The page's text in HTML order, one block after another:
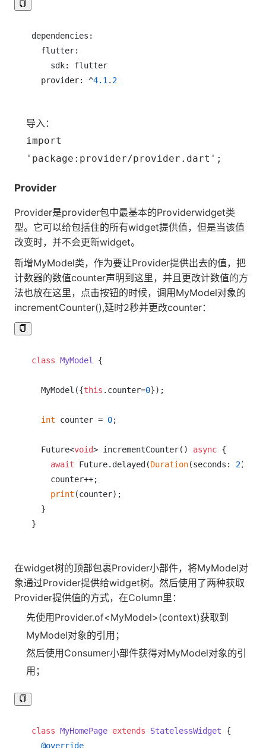
dependencies:
  flutter:
    sdk: flutter
  provider: ^
4.1. 2
导入：
import
'package:provider/provider.dart';
Provider
Provider是provider包中最基本的Providerwidget类
型。它可以给包括住的所有widget提供值，但是当该值
改变时，并不会更新widget。
新增MyModel类，作为要让Provider提供出去的值，把
计数器的数值counter声明到这里，并且更改计数值的方
法也放在这里，点击按钮的时候，调用MyModel对象的
incrementCounter(),延时2秒并更改counter：
class MyModel {
  MyModel({
this .counter=0});
int counter = 0;
  Future<
void> incrementCounter() async {
await Future.delayed(Duration(seconds: 2));
    counter++;
print (counter);
  }
在widget树的顶部包裹Provider小部件，将MyModel对
象通过Provider提供给widget树。然后使用了两种获取
Provider提供值的方式，在Column里：
先使用Provider.of<MyModel>(context)获取到
MyModel对象的引用；
然后使用Consumer小部件获得对MyModel对象的引
用；
class MyHomePage extends StatelessWidget
{
@override